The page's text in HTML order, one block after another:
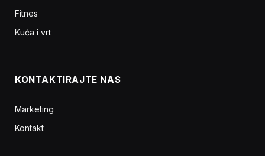
Fitnes
Kuća i vrt
KONTAKTIRAJTE NAS
Marketing
Kontakt